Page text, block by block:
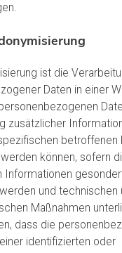
ist die
Daten in einer
zusätzlicher
betroffenen
können, sofern
Informationen
und technischen
Maßnahmen
dass die
identifizierten oder